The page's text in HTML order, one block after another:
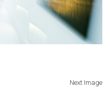
Next Image